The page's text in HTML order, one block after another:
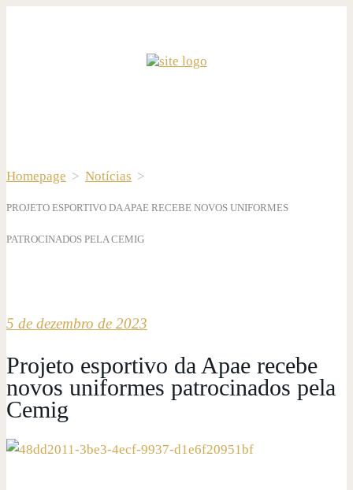
Homepage > Notícias >
PROJETO ESPORTIVO DA APAE RECEBE NOVOS UNIFORMES
PATROCINADOS PELA CEMIG
5 de dezembro de 2023
Projeto esportivo da Apae recebe
novos uniformes patrocinados pela
Cemig